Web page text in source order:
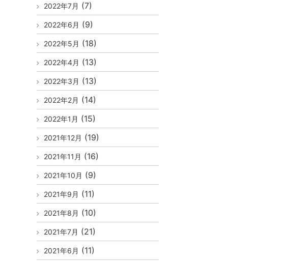
2022年7月 (7)
2022年6月 (9)
2022年5月 (18)
2022年4月 (13)
2022年3月 (13)
2022年2月 (14)
2022年1月 (15)
2021年12月 (19)
2021年11月 (16)
2021年10月 (9)
2021年9月 (11)
2021年8月 (10)
2021年7月 (21)
2021年6月 (11)